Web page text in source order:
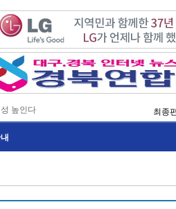
높인다
나선다
지원
학습 지원
치 공동전선
6배 껑충
규탄
최종